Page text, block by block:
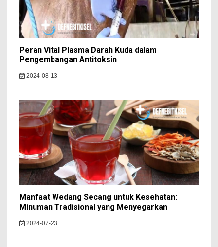
Peran Vital Plasma Darah Kuda dalam
Pengembangan Antitoksin
2024-08-13
Manfaat Wedang Secang untuk Kesehatan:
Minuman Tradisional yang Menyegarkan
2024-07-23